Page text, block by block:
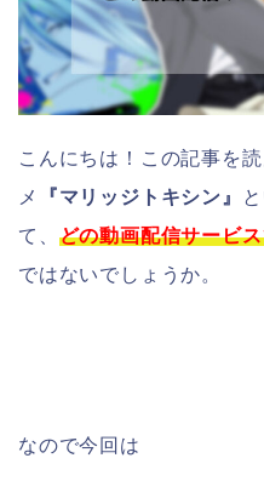
こんにちは！この記事を
メ
『マリッジトキシン』
て、 どの動画配信サービ
ではないでしょうか。
なので今回は